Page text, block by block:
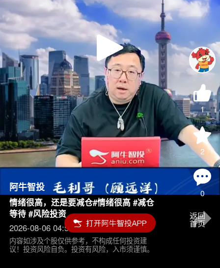
Play
Video
1
2
0
阿牛智投
情绪很高，还是要减仓#情绪很高 #减仓
等待 #风险投资
2026-08-06 04:55
内容如涉及个股仅供参考，不构成任何投资建
议！投资风险自负。投资有风险，入市须谨慎。